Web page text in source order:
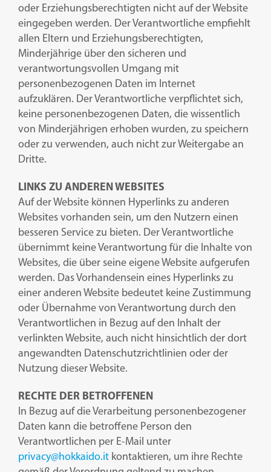
oder Erziehungsberechtigten nicht auf der Website
eingegeben werden. Der Verantwortliche empfiehlt
allen Eltern und Erziehungsberechtigten,
Minderjährige über den sicheren und
verantwortungsvollen Umgang mit
personenbezogenen Daten im Internet
aufzuklären. Der Verantwortliche verpflichtet sich,
keine personenbezogenen Daten, die wissentlich
von Minderjährigen erhoben wurden, zu speichern
oder zu verwenden, auch nicht zur Weitergabe an
Dritte.
LINKS ZU ANDEREN WEBSITES
Auf der Website können Hyperlinks zu anderen
Websites vorhanden sein, um den Nutzern einen
besseren Service zu bieten. Der Verantwortliche
übernimmt keine Verantwortung für die Inhalte von
Websites, die über seine eigene Website aufgerufen
werden. Das Vorhandensein eines Hyperlinks zu
einer anderen Website bedeutet keine Zustimmung
oder Übernahme von Verantwortung durch den
Verantwortlichen in Bezug auf den Inhalt der
verlinkten Website, auch nicht hinsichtlich der dort
angewandten Datenschutzrichtlinien oder der
Nutzung dieser Website.
RECHTE DER BETROFFENEN
In Bezug auf die Verarbeitung personenbezogener
Daten kann die betroffene Person den
Verantwortlichen per E-Mail unter
privacy@hokkaido.itkontaktieren, um ihre Rechte